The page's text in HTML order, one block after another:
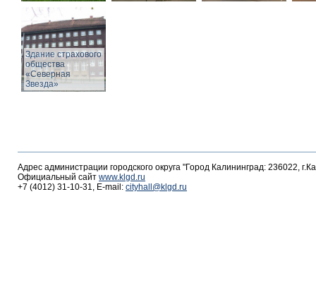
Здание страхового
общества
«Северная
Звезда»
Адрес администрации городского округа "Город Калининград: 236022,
Официальный сайт www.klgd.ru
+7 (4012) 31-10-31, E-mail: cityhall@klgd.ru